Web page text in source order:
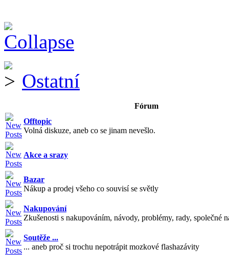
Ostatní
Fórum
Offtopic
Volná diskuze, aneb co se jinam nevešlo.
Akce a srazy
Bazar
Nákup a prodej všeho co souvisí se světly
Nakupování
Zkušenosti s nakupováním, návody, problémy, rady, společné
Soutěže ...
... aneb proč si trochu nepotrápit mozkové flashazávity